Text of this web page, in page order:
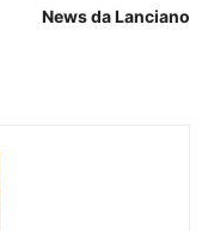
News da Lanciano